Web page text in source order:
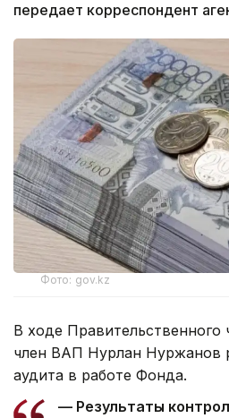
передает корреспондент
Фото: gov.kz
В ходе
член ВАП Нурлан Нуржанов
аудита в работе Фонда.
— Результаты